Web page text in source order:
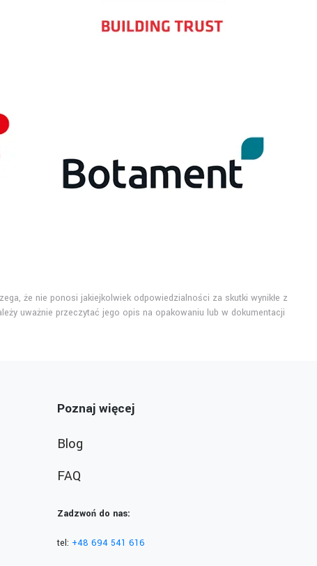
że nie ponosi jakiejkolwiek odpowiedzialności za skutki wynikłe z
uważnie przeczytać jego opis na opakowaniu lub w dokumentacji
Poznaj więcej
Blog
FAQ
Zadzwoń do nas:
tel: +48 694 541 616